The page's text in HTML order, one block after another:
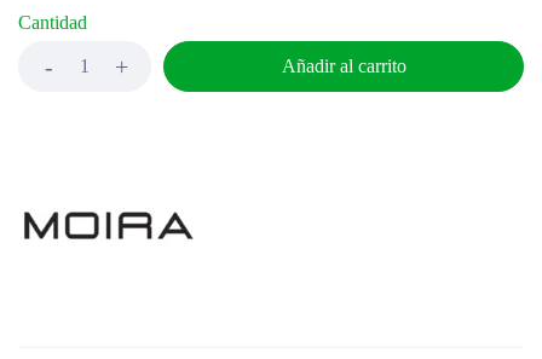
Cantidad
Añadir al carrito